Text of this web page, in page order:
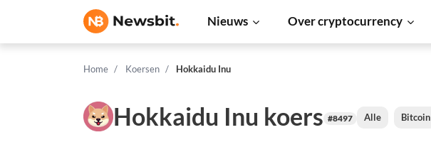
Nieuws Over cryptocurrency
Home Koersen Hokkaidu Inu
Hokkaidu Inu koers #8497 Alle Bitcoin